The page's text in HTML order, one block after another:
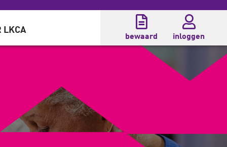
LKCA
bewaard inloggen